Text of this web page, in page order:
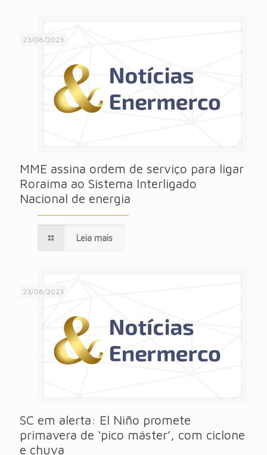
23/08/2023
MME assina ordem de serviço para ligar
Roraima ao Sistema Interligado
Nacional de energia
Leia mais
23/08/2023
SC em alerta: El Niño promete
primavera de ‘pico máster’, com ciclone
e chuva